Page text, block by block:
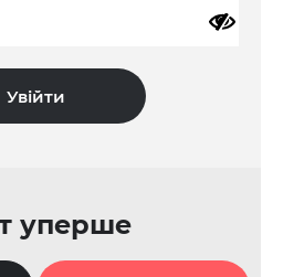
уперше